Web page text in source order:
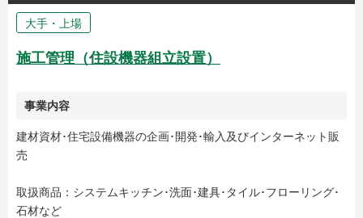
大手・上場
施工管理（住設機器組立設置）
事業内容
建材資材･住宅設備機器の企画･開発･輸入及びインターネット販
売
取扱商品：システムキッチン･洗面･建具･タイル･フローリング･
石材など